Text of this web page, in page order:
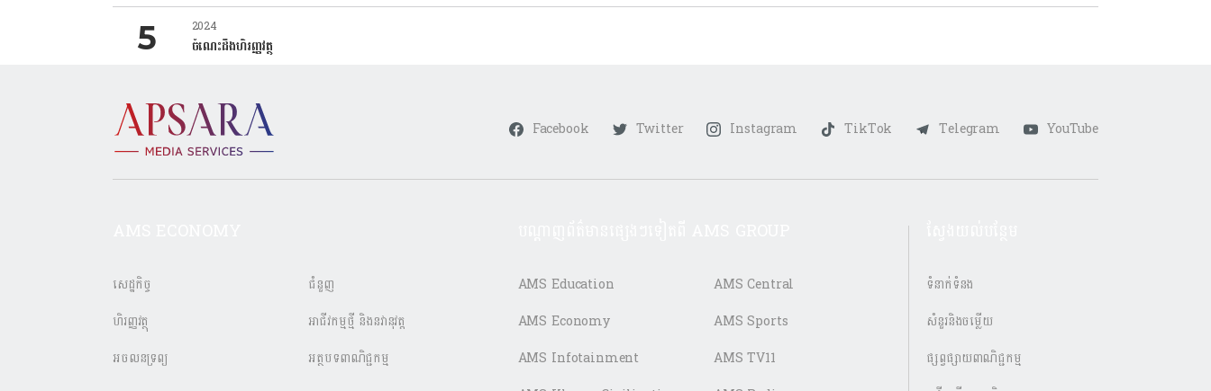
2024
ចំណេះដឹងហិរញ្ញវត្ថុ
Facebook Twitter Instagram TikTok Telegram YouTube
សេដ្ឋកិច្ច
ហិរញ្ញវត្ថុ
អចលនទ្រព្យ
ជំនួញ
អាជីវកម្មថ្មី និងនវានុវត្ត
អត្ថបទពាណិជ្ជកម្ម
AMS Education
AMS Economy
AMS Infotainment
AMS Central
AMS Sports
AMS TV11
ទំនាក់ទំនង
សំនួរនិងចម្លើយ
ផ្សព្វផ្សាយពាណិជ្ជកម្ម